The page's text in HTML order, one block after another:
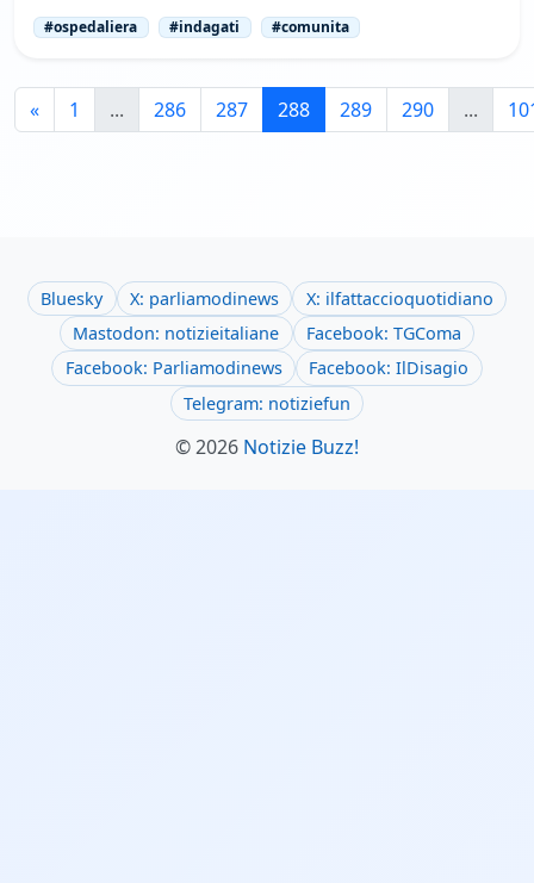
#ospedaliera #indagati #comunita
« 1 ... 286 287 288 289 290 ...
Bluesky X: parliamodinews
X: ilfattaccioquotidiano
Mastodon: notizieitaliane
Facebook: TGComa
Facebook: Parliamodinews
Facebook: IlDisagio
Telegram: notiziefun
© 2026 Notizie Buzz!